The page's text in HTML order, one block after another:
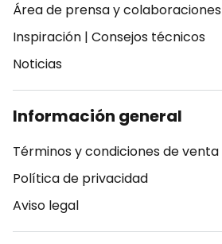
Área de prensa y colaboraciones
Inspiración | Consejos técnicos
Noticias
Información general
Términos y condiciones de venta
Política de privacidad
Aviso legal